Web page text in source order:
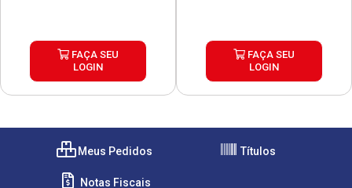
FAÇA SEU
LOGIN
FAÇA SEU
LOGIN
Meus Pedidos Títulos
Notas Fiscais